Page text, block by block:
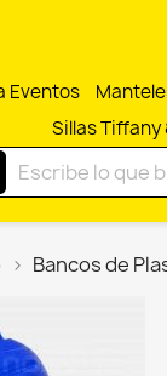
Eventos
Sillas Tiffany
Bancos de